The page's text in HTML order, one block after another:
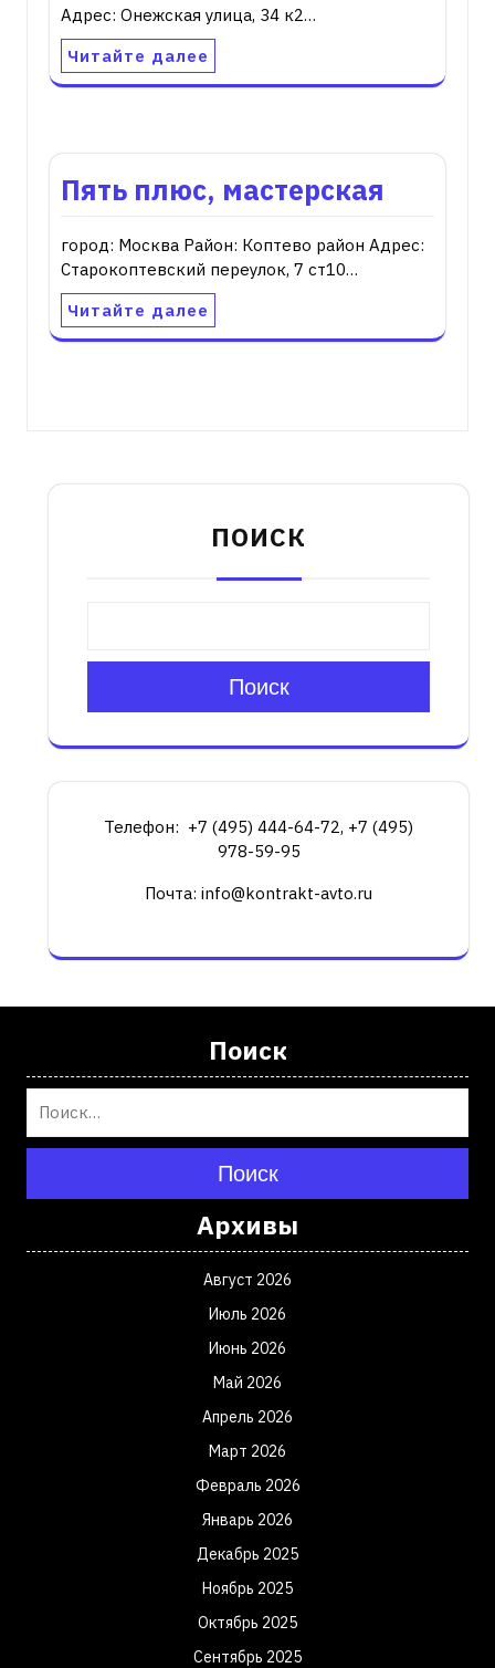
Адрес: Онежская улица, 34 к2…
Читайте далее
Пять плюс, мастерская
город: Москва Район: Коптево район Адрес:
Старокоптевский переулок, 7 ст10…
Читайте далее
ПОИСК
Поиск
Телефон: +7 (495) 444-64-72, +7 (495)
978-59-95
Почта: info@kontrakt-avto.ru
Поиск
Поиск
Архивы
Август 2026
Июль 2026
Июнь 2026
Май 2026
Апрель 2026
Март 2026
Февраль 2026
Январь 2026
Декабрь 2025
Ноябрь 2025
Октябрь 2025
Сентябрь 2025